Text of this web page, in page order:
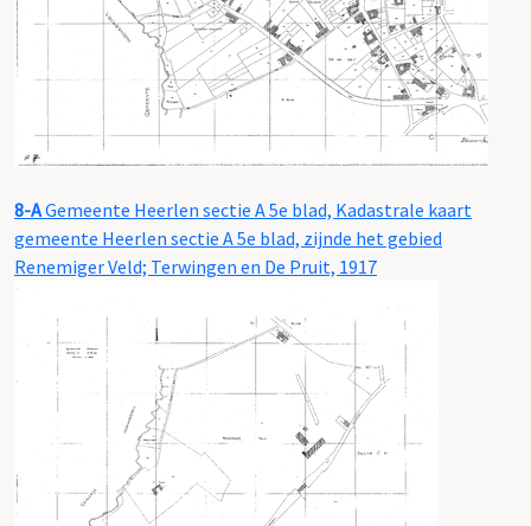
8-AGemeente Heerlen sectie A 5e blad, Kadastrale kaart
gemeente Heerlen sectie A 5e blad, zijnde het gebied
Renemiger Veld; Terwingen en De Pruit, 1917